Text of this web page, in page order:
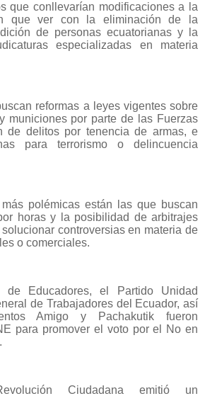
que conllevarían modificaciones a la
que ver con la eliminación de la
de personas ecuatorianas y la
especializadas en materia
reformas a leyes vigentes sobre
municiones por parte de las Fuerzas
de delitos por tenencia de armas, e
para terrorismo o delincuencia
polémicas están las que buscan
horas y la posibilidad de arbitrajes
controversias en materia de
o comerciales.
de Educadores, el Partido Unidad
de Trabajadores del Ecuador, así
Amigo y Pachakutik fueron
para promover el voto por el No en
Ciudadana emitió un